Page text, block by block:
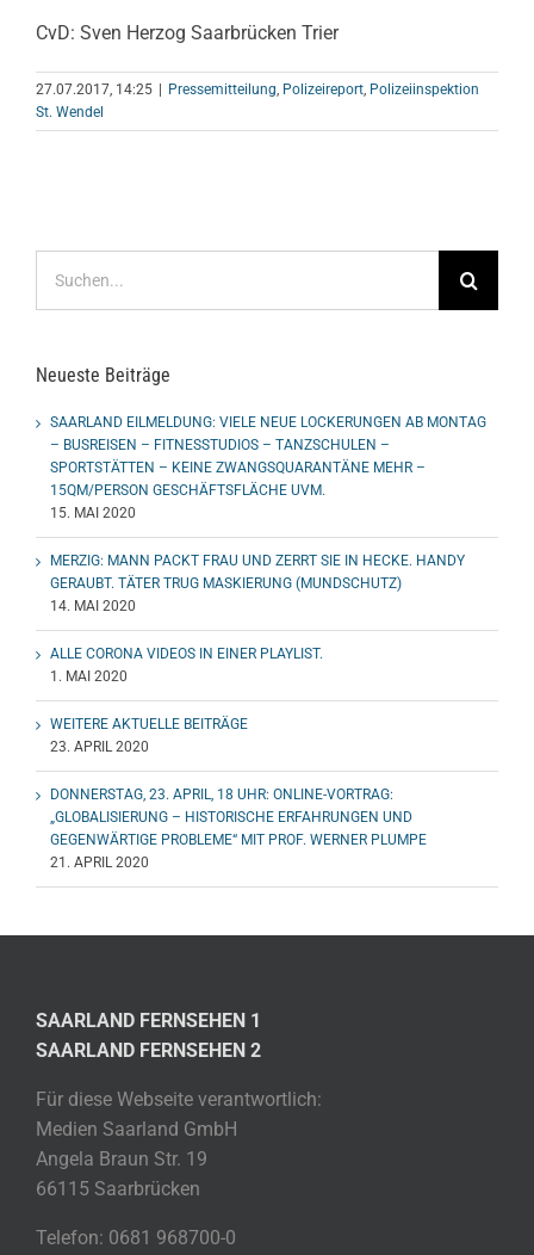
CvD: Sven Herzog Saarbrücken Trier
27.07.2017, 14:25 Pressemitteilung, Polizeireport, Polizeiinspektion
St. Wendel
nach:
Neueste Beiträge
SAARLAND EILMELDUNG: VIELE NEUE LOCKERUNGEN AB MONTAG
– BUSREISEN – FITNESSTUDIOS – TANZSCHULEN –
SPORTSTÄTTEN – KEINE ZWANGSQUARANTÄNE MEHR –
15QM/PERSON GESCHÄFTSFLÄCHE UVM.
15. MAI 2020
MERZIG: MANN PACKT FRAU UND ZERRT SIE IN HECKE. HANDY
GERAUBT. TÄTER TRUG MASKIERUNG (MUNDSCHUTZ)
14. MAI 2020
ALLE CORONA VIDEOS IN EINER PLAYLIST.
1. MAI 2020
WEITERE AKTUELLE BEITRÄGE
23. APRIL 2020
DONNERSTAG, 23. APRIL, 18 UHR: ONLINE-VORTRAG:
„GLOBALISIERUNG – HISTORISCHE ERFAHRUNGEN UND
GEGENWÄRTIGE PROBLEME“ MIT PROF. WERNER PLUMPE
21. APRIL 2020
SAARLAND FERNSEHEN 1
SAARLAND FERNSEHEN 2
Für diese Webseite verantwortlich:
Medien Saarland GmbH
Angela Braun Str. 19
66115 Saarbrücken
Telefon: 0681 968700-0